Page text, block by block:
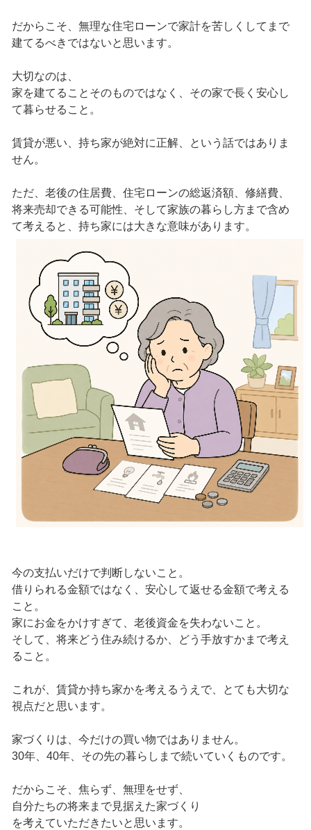
だからこそ、無理な住宅ローンで家計を苦しくしてまで
建てるべきではないと思います。
大切なのは、
家を建てることそのものではなく、その家で長く安心し
て暮らせること。
賃貸が悪い、持ち家が絶対に正解、という話ではありま
せん。
ただ、老後の住居費、住宅ローンの総返済額、修繕費、
将来売却できる可能性、そして家族の暮らし方まで含め
て考えると、持ち家には大きな意味があります。
今の支払いだけで判断しないこと。
借りられる金額ではなく、安心して返せる金額で考える
こと。
家にお金をかけすぎて、老後資金を失わないこと。
そして、将来どう住み続けるか、どう手放すかまで考え
ること。
これが、賃貸か持ち家かを考えるうえで、とても大切な
視点だと思います。
家づくりは、今だけの買い物ではありません。
30年、40年、その先の暮らしまで続いていくものです。
だからこそ、焦らず、無理をせず、
自分たちの将来まで見据えた家づくり
を考えていただきたいと思います。